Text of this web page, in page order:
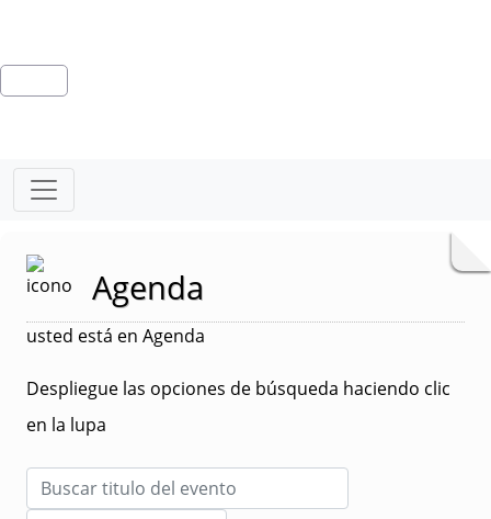
Agenda
usted está en Agenda
Despliegue las opciones de búsqueda haciendo clic
en la lupa